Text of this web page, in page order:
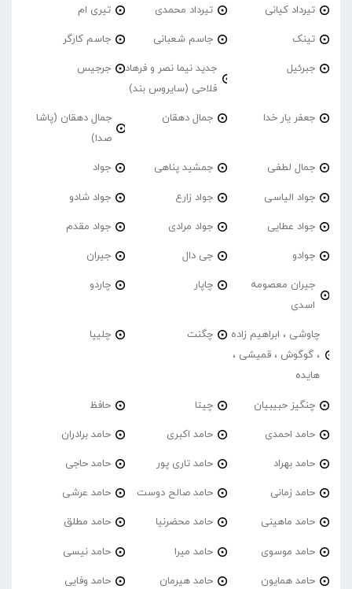
تیرداد کیانی تیرداد محمدی تیری ام
تینک جاسم شعبانی جاسم کارگر
جبرئیل
جدید نیما نصر و فرهاد
فلاحی (سایروس بند)
جرجیس
جعفر یار خدا جمال دهقان
جمال دهقان (پاشا
صدا)
جمال لطفی جمشید پناهی جواد
جواد الیاسی جواد زارع جواد شادو
جواد عطایی جواد مرادی جواد مقدم
جوادو جی دال جیران
جیران معصومه
اسدی
چاپار چاردو
چاوشی ، ابراهیم زاده
، گوگوش ، قمیشی ،
هایده
چگنت چلیپا
چنگیز حبیبیان چیتا حافظ
حامد احمدی حامد اکبری حامد برادران
حامد بهراد حامد تاری پور حامد حاجی
حامد زمانی حامد صالح دوست حامد عرشی
حامد ماهینی حامد محضرنیا حامد مطلق
حامد موسوی حامد میرا حامد نیسی
حامد همایون حامد هیرمان حامد وفایی